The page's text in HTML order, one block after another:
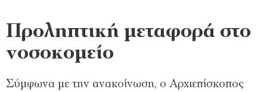
Προληπτική μεταφορά στο
νοσοκομείο
Σύμφωνα με την ανακοίνωση, ο Αρχιεπίσκοπος